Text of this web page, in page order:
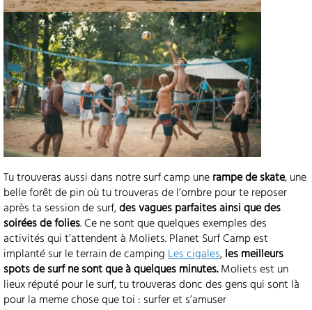
Tu trouveras aussi dans notre surf camp unerampe de skate, une
belle forêt de pin où tu trouveras de l’ombre pour te reposer
après ta session de surf,des vagues parfaites ainsi que des
soirées de folies. Ce ne sont que quelques exemples des
activités qui t’attendent à Moliets. Planet Surf Camp est
implanté sur le terrain de campingLes cigales,les meilleurs
spots de surf ne sont que à quelques minutes.Moliets est un
lieux réputé pour le surf, tu trouveras donc des gens qui sont là
pour la meme chose que toi : surfer et s’amuser